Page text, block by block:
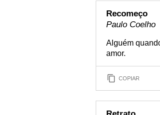
Recomeço
Paulo Coelho
Alguém
amor.
COPIAR